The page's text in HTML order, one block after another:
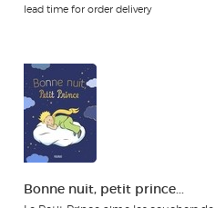
lead time for order delivery
Bonne nuit, petit prince...